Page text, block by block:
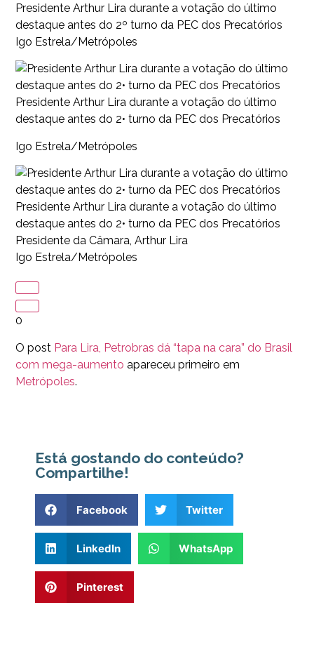
Presidente Arthur Lira durante a votação do último
destaque antes do 2º turno da PEC dos Precatórios
Igo Estrela/Metrópoles
Presidente Arthur Lira durante a votação do último
destaque antes do 2• turno da PEC dos Precatórios
Igo Estrela/Metrópoles
Presidente Arthur Lira durante a votação do último
destaque antes do 2• turno da PEC dos Precatórios
Presidente da Câmara, Arthur Lira
Igo Estrela/Metrópoles
0
O post Para Lira, Petrobras dá “tapa na cara” do Brasil
com mega-aumento apareceu primeiro em
Metrópoles.
Está gostando do conteúdo?
Compartilhe!
Facebook Twitter
LinkedIn WhatsApp
Pinterest